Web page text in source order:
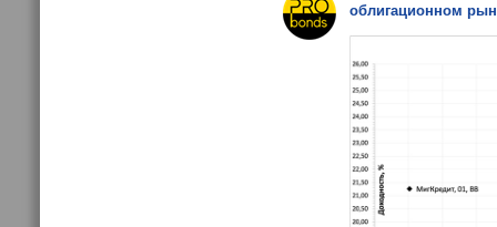
облигационном